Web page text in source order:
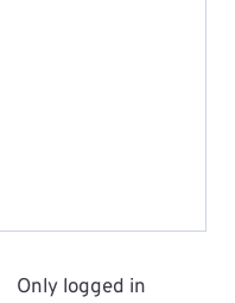
Only logged in